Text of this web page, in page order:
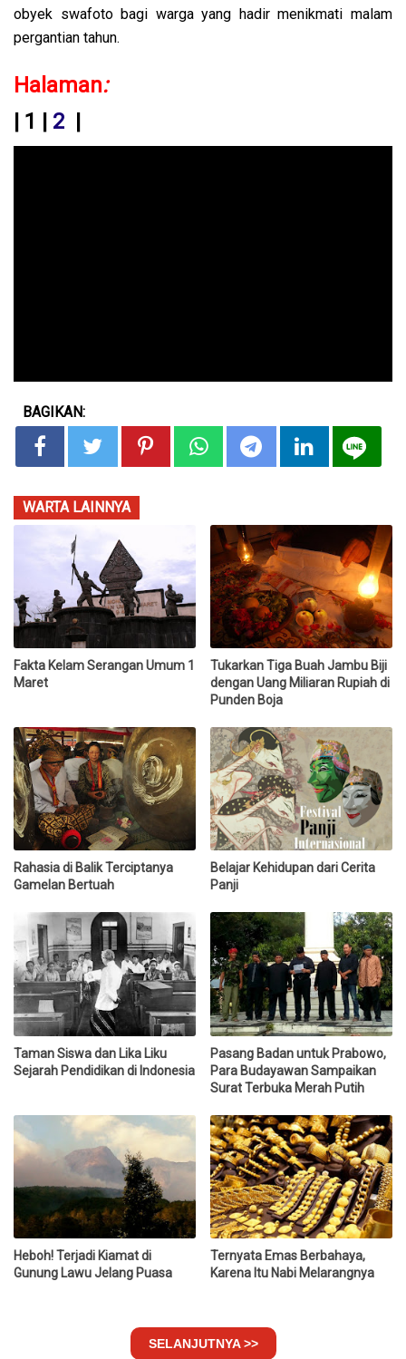
obyek swafoto bagi warga yang hadir menikmati malam
pergantian tahun.
Halaman:
| 1 | 2
BAGIKAN:
WARTA LAINNYA
Fakta Kelam Serangan Umum 1
Maret
Tukarkan Tiga Buah Jambu Biji
dengan Uang Miliaran Rupiah di
Punden Boja
Rahasia di Balik Terciptanya
Gamelan Bertuah
Belajar Kehidupan dari Cerita
Panji
Taman Siswa dan Lika Liku
Sejarah Pendidikan di Indonesia
Pasang Badan untuk Prabowo,
Para Budayawan Sampaikan
Surat Terbuka Merah Putih
Heboh! Terjadi Kiamat di
Gunung Lawu Jelang Puasa
Ternyata Emas Berbahaya,
Karena Itu Nabi Melarangnya
SELANJUTNYA >>